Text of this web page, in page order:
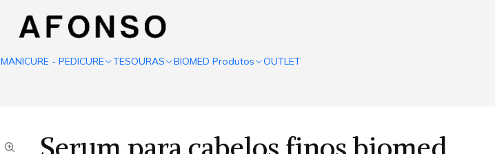
MANICURE - PEDICURE TESOURAS BIOMED Produtos OUTLET